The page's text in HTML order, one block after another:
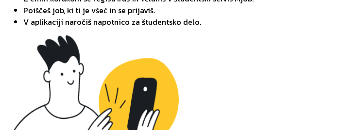
Poiščeš job, ki ti je všeč in se prijaviš.
V aplikaciji naročiš napotnico za študentsko delo.